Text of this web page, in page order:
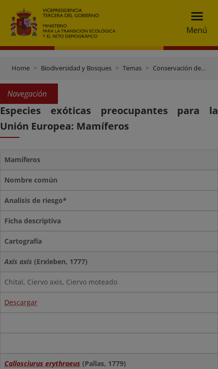
Menú
Home Biodiversidad y Bosques Temas Conservación de especies
Navegación
Especies exóticas preocupantes para la
Unión Europea: Mamíferos
Mamíferos
Nombre común
Analisis de riesgo*
Ficha descriptiva
Cartografía
Axis axis (Erxleben, 1777)
Chital, Ciervo axis, Ciervo moteado
Descargar
Callosciurus erythraeus (Pallas, 1779)